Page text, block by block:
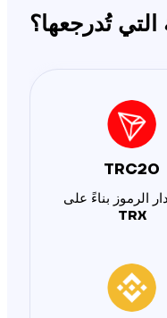
التي تُدرجعها؟
TRC20
الرموز بناءً على
TRX